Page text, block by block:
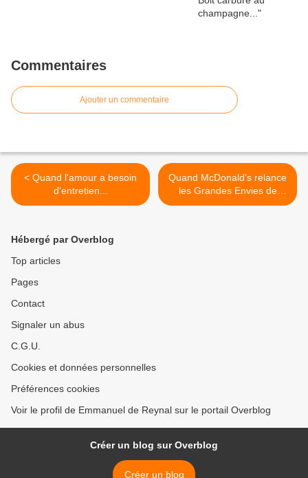
Commentaires
Ajouter un commentaire
< Quand l'amour a besoin
d'entretien...
Quand McDonald's relance
les Grandes Envies de
Fromages... >
Hébergé par Overblog
Top articles
Pages
Contact
Signaler un abus
C.G.U.
Cookies et données personnelles
Préférences cookies
Voir le profil de Emmanuel de Reynal sur le portail Overblog
Créer un blog sur Overblog
Créer un blog